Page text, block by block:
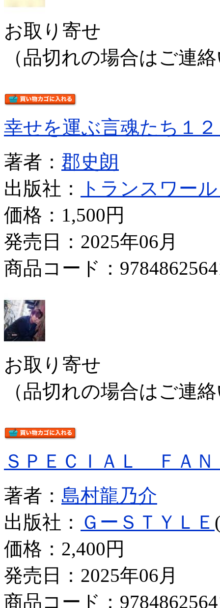
お取り寄せ
（品切れの場合はご連
幸せを運ぶ言魂たち１
著者： 郡史朗
出版社：
トランスワー
価格： 1,500円
発売日：2025年06月
商品コード：
お取り寄せ
（品切れの場合はご連
ＳＰＥＣＩＡＬ ＦＡ
著者： 島村龍乃介
出版社： ＧーＳＴＹＬＥ
価格： 2,400円
発売日：2025年06月
商品コード：